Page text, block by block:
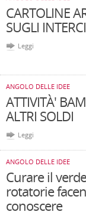
CARTOLINE
SUGLI
Leggi
ANGOLO DELLE IDEE
ATTIVITÀ'
ALTRI SOLDI
Leggi
ANGOLO DELLE IDEE
Curare il
rotatorie
conoscere